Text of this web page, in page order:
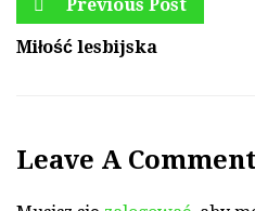
Previous Post
Miłość lesbijska
Leave A Comment